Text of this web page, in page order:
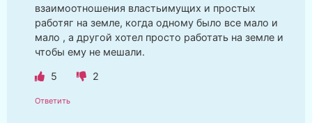
взаимоотношения властьимущих и простых
работяг на земле, когда одному было все мало и
мало , а другой хотел просто работать на земле и
чтобы ему не мешали.
5 2
Ответить